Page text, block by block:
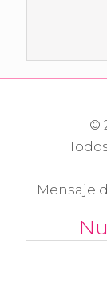
©
Mensaje